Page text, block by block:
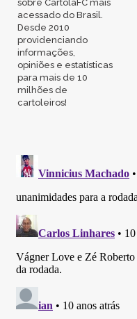
sobre CartolaFC mais
acessado do Brasil.
Desde 2010
providenciando
informações,
opiniões e estatísticas
para mais de 10
milhões de
cartoleiros!